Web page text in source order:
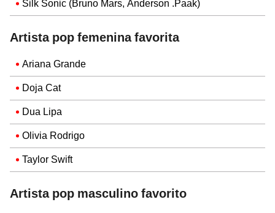
Silk Sonic (Bruno Mars, Anderson .Paak)
Artista pop femenina favorita
Ariana Grande
Doja Cat
Dua Lipa
Olivia Rodrigo
Taylor Swift
Artista pop masculino favorito